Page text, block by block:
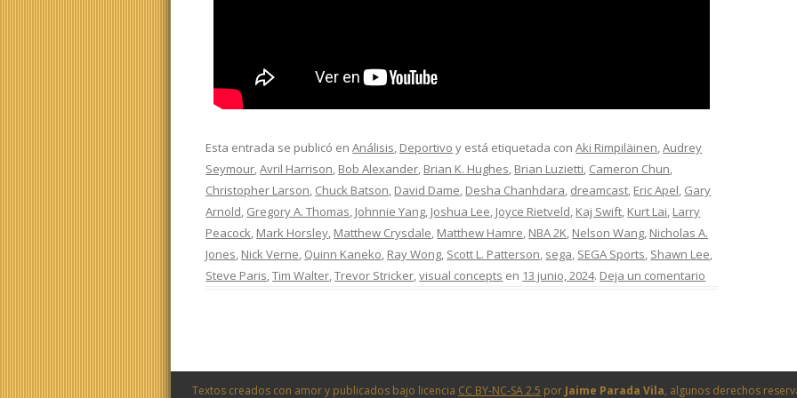
Esta entrada se publicó enAnálisis, Deportivo y está etiquetada conAki Rimpiläinen,Audrey
Seymour,Avril Harrison, Bob Alexander, Brian K. Hughes, Brian Luzietti, Cameron Chun,
Christopher Larson, Chuck Batson, David Dame, Desha Chanhdara, dreamcast, Eric Apel, Gary
Arnold, Gregory A. Thomas, Johnnie Yang, Joshua Lee, Joyce Rietveld, Kaj Swift, Kurt Lai, Larry
Peacock, Mark Horsley, Matthew Crysdale, Matthew Hamre, NBA 2K, Nelson Wang, Nicholas A.
Jones, Nick Verne, Quinn Kaneko, Ray Wong, Scott L. Patterson, sega, SEGA Sports, Shawn Lee,
Steve Paris,Tim Walter,Trevor Stricker,visual concepts en 13 junio, 2024. Deja un comentario
Textos creados con amor y publicados bajo licencia CC BY-NC-SA 2.5 por Jaime Parada Vila, algunos derechos